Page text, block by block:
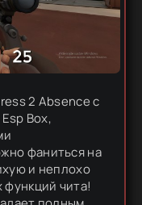
2 Absence с
Box,
фаниться на
и неплохо
функций чита!